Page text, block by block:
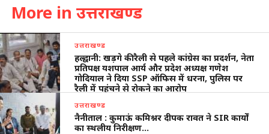
More in उत्तराखण्ड
उत्तराखण्ड
हल्द्वानी: खड़गे की रैली से पहले कांग्रेस का प्रदर्शन, नेता
प्रतिपक्ष यशपाल आर्य और प्रदेश अध्यक्ष गणेश
गोदियाल ने दिया SSP ऑफिस में धरना, पुलिस पर
रैली में पहुंचने से रोकने का आरोप
उत्तराखण्ड
नैनीताल : कुमाऊं कमिश्नर दीपक रावत ने SIR कार्यों
का स्थलीय निरीक्षण…